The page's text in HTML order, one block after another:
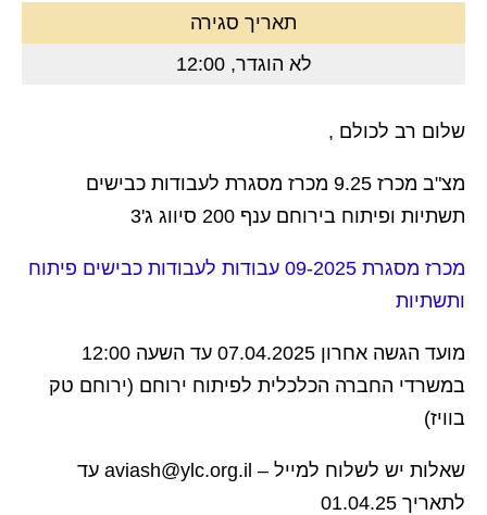
תאריך סגירה
לא הוגדר, 12:00
שלום רב לכולם ,
מצ"ב מכרז 9.25 מכרז מסגרת לעבודות כבישים
תשתיות ופיתוח בירוחם ענף 200 סיווג ג'3
מכרז מסגרת 09-2025 עבודות לעבודות כבישים פיתוח
ותשתיות
מועד הגשה אחרון 07.04.2025 עד השעה 12:00
במשרדי החברה הכלכלית לפיתוח ירוחם (ירוחם טק
בוויז)
שאלות יש לשלוח למייל – aviash@ylc.org.il עד
לתאריך 01.04.25